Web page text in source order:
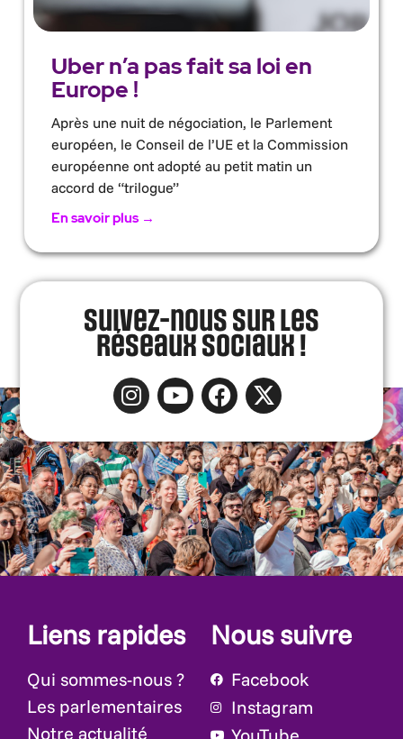
Uber n’a pas fait sa loi en
Europe !
Après une nuit de négociation, le Parlement
européen, le Conseil de l’UE et la Commission
européenne ont adopté au petit matin un
accord de “trilogue”
En savoir plus →
Suivez-nous sur les
réseaux sociaux !
Liens rapides
Qui sommes-nous ?
Les parlementaires
Notre actualité
Nous suivre
Facebook
Instagram
YouTube